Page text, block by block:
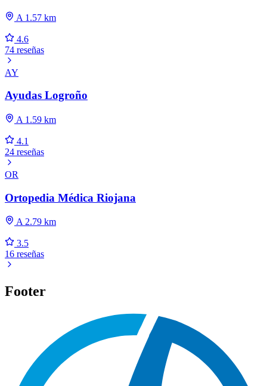
A 1.57 km
4.6
74 reseñas
AY
Ayudas Logroño
A 1.59 km
4.1
24 reseñas
OR
Ortopedia Médica Riojana
A 2.79 km
3.5
16 reseñas
Footer